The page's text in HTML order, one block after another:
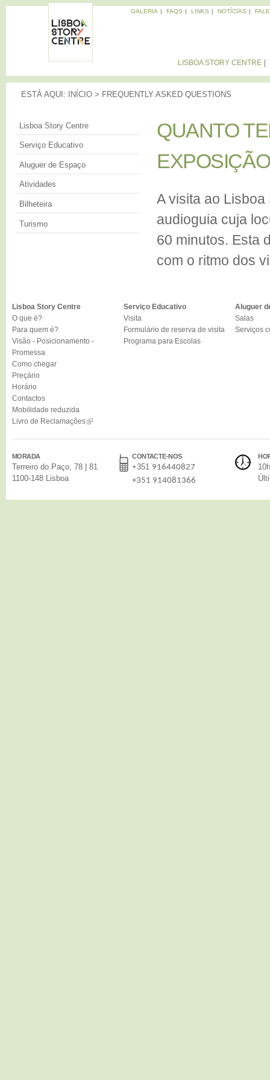
GALERIA FAQS LINKS NOTÍCIAS
LISBOA
STORY
CENTRE
LISBOA STORY CENTRE
ESTÁ AQUI
ESTÁ AQUI: INÍCIO > FREQUENTLY ASKED QUESTIONS
Lisboa Story Centre
Serviço Educativo
Aluguer de Espaço
Atividades
Bilheteira
Turismo
QUANTO
EXPOSIÇÃO?
QUANTO
A visita ao
audioguia cuja
60 minutos. Esta
com o ritmo dos
Lisboa Story Centre
O que é?
Para quem é?
Visão - Posicionamento -
Promessa
Como chegar
Preçário
Horário
Contactos
Mobilidade reduzida
Livro de Reclamações
Serviço Educativo
Visita
Formulário de reserva de visita
Programa para Escolas
Aluguer
Salas
Serviços
MORADA
Terreiro do Paço, 78 | 81
1100-148 Lisboa
CONTACTE-NOS
+351 916440827
+351 914081366